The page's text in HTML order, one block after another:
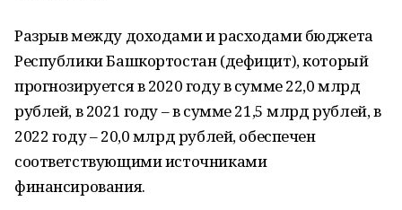
Разрыв между доходами и расходами бюджета
Республики Башкортостан (дефицит), который
прогнозируется в 2020 году в сумме 22,0 млрд
рублей, в 2021 году – в сумме 21,5 млрд рублей, в
2022 году – 20,0 млрд рублей, обеспечен
соответствующими источниками
финансирования.